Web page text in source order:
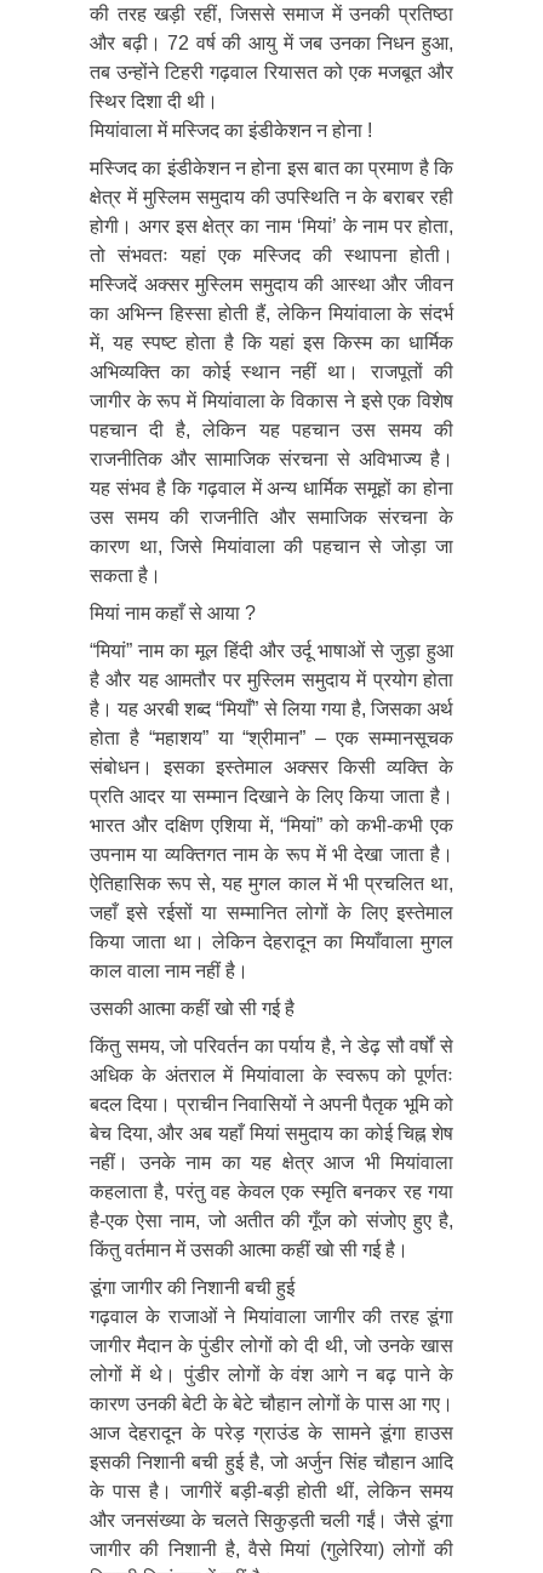
की तरह खड़ी रहीं, जिससे समाज में उनकी प्रतिष्ठा
और बढ़ी। 72 वर्ष की आयु में जब उनका निधन हुआ,
तब उन्होंने टिहरी गढ़वाल रियासत को एक मजबूत और
स्थिर दिशा दी थी।
मियांवाला में मस्जिद का इंडीकेशन न होना !
मस्जिद का इंडीकेशन न होना इस बात का प्रमाण है कि
क्षेत्र में मुस्लिम समुदाय की उपस्थिति न के बराबर रही
होगी। अगर इस क्षेत्र का नाम ‘मियां’ के नाम पर होता,
तो संभवतः यहां एक मस्जिद की स्थापना होती।
मस्जिदें अक्सर मुस्लिम समुदाय की आस्था और जीवन
का अभिन्न हिस्सा होती हैं, लेकिन मियांवाला के संदर्भ
में, यह स्पष्ट होता है कि यहां इस किस्म का धार्मिक
अभिव्यक्ति का कोई स्थान नहीं था। राजपूतों की
जागीर के रूप में मियांवाला के विकास ने इसे एक विशेष
पहचान दी है, लेकिन यह पहचान उस समय की
राजनीतिक और सामाजिक संरचना से अविभाज्य है।
यह संभव है कि गढ़वाल में अन्य धार्मिक समूहों का होना
उस समय की राजनीति और समाजिक संरचना के
कारण था, जिसे मियांवाला की पहचान से जोड़ा जा
सकता है।
मियां नाम कहाँ से आया ?
“मियां” नाम का मूल हिंदी और उर्दू भाषाओं से जुड़ा हुआ
है और यह आमतौर पर मुस्लिम समुदाय में प्रयोग होता
है। यह अरबी शब्द “मियाँ” से लिया गया है, जिसका अर्थ
होता है “महाशय” या “श्रीमान” – एक सम्मानसूचक
संबोधन। इसका इस्तेमाल अक्सर किसी व्यक्ति के
प्रति आदर या सम्मान दिखाने के लिए किया जाता है।
भारत और दक्षिण एशिया में, “मियां” को कभी-कभी एक
उपनाम या व्यक्तिगत नाम के रूप में भी देखा जाता है।
ऐतिहासिक रूप से, यह मुगल काल में भी प्रचलित था,
जहाँ इसे रईसों या सम्मानित लोगों के लिए इस्तेमाल
किया जाता था। लेकिन देहरादून का मियाँवाला मुगल
काल वाला नाम नहीं है।
उसकी आत्मा कहीं खो सी गई है
किंतु समय, जो परिवर्तन का पर्याय है, ने डेढ़ सौ वर्षों से
अधिक के अंतराल में मियांवाला के स्वरूप को पूर्णतः
बदल दिया। प्राचीन निवासियों ने अपनी पैतृक भूमि को
बेच दिया, और अब यहाँ मियां समुदाय का कोई चिह्न शेष
नहीं। उनके नाम का यह क्षेत्र आज भी मियांवाला
कहलाता है, परंतु वह केवल एक स्मृति बनकर रह गया
है-एक ऐसा नाम, जो अतीत की गूँज को संजोए हुए है,
किंतु वर्तमान में उसकी आत्मा कहीं खो सी गई है।
डूंगा जागीर की निशानी बची हुई
गढ़वाल के राजाओं ने मियांवाला जागीर की तरह डूंगा
जागीर मैदान के पुंडीर लोगों को दी थी, जो उनके खास
लोगों में थे। पुंडीर लोगों के वंश आगे न बढ़ पाने के
कारण उनकी बेटी के बेटे चौहान लोगों के पास आ गए।
आज देहरादून के परेड़ ग्राउंड के सामने डूंगा हाउस
इसकी निशानी बची हुई है, जो अर्जुन सिंह चौहान आदि
के पास है। जागीरें बड़ी-बड़ी होती थीं, लेकिन समय
और जनसंख्या के चलते सिकुड़ती चली गईं। जैसे डूंगा
जागीर की निशानी है, वैसे मियां (गुलेरिया) लोगों की